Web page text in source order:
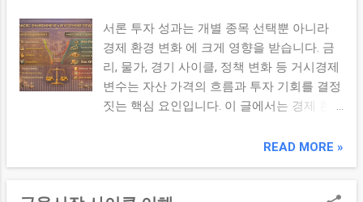
있는 주요 위험 ① 잘못된 가치 판단 기업의
실제 가치와 상관없이 가격만 보고 투자할 가
능성이 높습니다. ② 감정 중심 투자 주가 변
동에 따라 공포와 탐욕에 영향을 받기 쉽습니
다. ③ 손실 확대 기업에 대한 확신이 없기 때
구조적 문제 요인 문제 결과 정보 부족 분석
불가능 잘못된 판단 감정 개입 비합리적 행동
서론 투자 성과는 개별 종목 선택뿐 아니라
경제 환경 변화 에 크게 영향을 받습니다. 금
리, 물가, 경기 사이클, 정책 변화 등 거시경제
변수는 자산 가격의 흐름과 투자 기회를 결정
짓는 핵심 요인입니다. 이 글에서는 경제 환
하는지 살펴봅니다. 본론 1. 금리 변화와 투자
전략 금리 상승기 → 성장주 부담 증가, 가치
READ MORE »